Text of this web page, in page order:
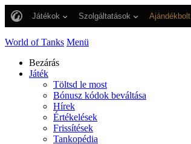
Játékok Szolgáltatások Ajándékbolt
World of Tanks Menü
Bezárás
Játék
Töltsd le most
Bónusz kódok beváltása
Hírek
Értékelések
Frissítések
Tankopédia